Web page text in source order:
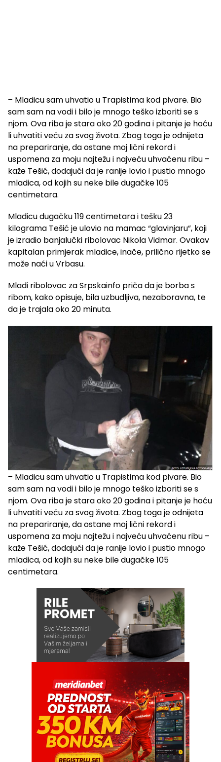
– Mladicu sam uhvatio u Trapistima kod pivare. Bio
sam sam na vodi i bilo je mnogo teško izboriti se s
njom. Ova riba je stara oko 20 godina i pitanje je hoću
li uhvatiti veću za svog života. Zbog toga je odnijeta
na prepariranje, da ostane moj lični rekord i
uspomena za moju najtežu i najveću uhvaćenu ribu –
kaže Tešić, dodajući da je ranije lovio i pustio mnogo
mladica, od kojih su neke bile dugačke 105
centimetara.
Mladicu dugačku 119 centimetara i tešku 23
kilograma Tešić je ulovio na mamac “glavinjaru”, koji
je izradio banjalučki ribolovac Nikola Vidmar. Ovakav
kapitalan primjerak mladice, inače, prilično rijetko se
može naći u Vrbasu.
Mladi ribolovac za Srpskainfo priča da je borba s
ribom, kako opisuje, bila uzbudljiva, nezaboravna, te
da je trajala oko 20 minuta.
– Mladicu sam uhvatio u Trapistima kod pivare. Bio
sam sam na vodi i bilo je mnogo teško izboriti se s
njom. Ova riba je stara oko 20 godina i pitanje je hoću
li uhvatiti veću za svog života. Zbog toga je odnijeta
na prepariranje, da ostane moj lični rekord i
uspomena za moju najtežu i najveću uhvaćenu ribu –
kaže Tešić, dodajući da je ranije lovio i pustio mnogo
mladica, od kojih su neke bile dugačke 105
centimetara.